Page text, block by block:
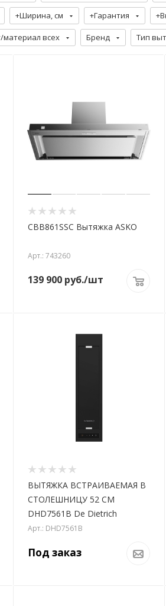
+Ширина, см +Гарантия
материал всех Бренд Тип
CBB861SSC Вытяжка ASKO
Арт.: 743260
139 900руб./шт
ВЫТЯЖКА ВСТРАИВАЕМАЯ В
СТОЛЕШНИЦУ 52 CM
DHD7561B De Dietrich
Арт.: DHD7561B
Под заказ